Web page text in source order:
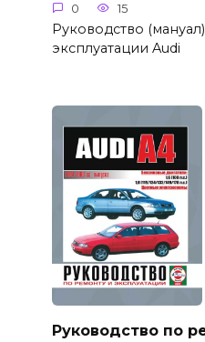
0 15
Руководство
эксплуатации Audi
Руководство по